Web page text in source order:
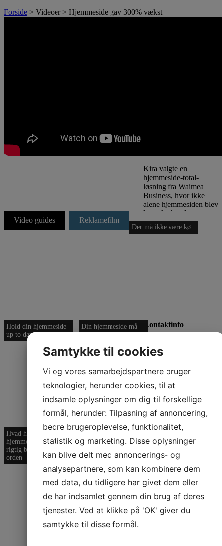
Forside > Videoer > Hjemmeside gav 300% vækst
Kira valgte en
hjemmeside-total-
løsning fra Waimea
Business, hvor ikke
alene hjemmesiden blev
lavet for hende, men
også alt indholdet og
ikke mindst den
forventede ville tage 4
år. En vækst på hele
Vil du også have nye
hjemmeside?Se mere
her
Video guides Reklamefilm
Der må ikke være kø
Hold din hjemmeside
up to date
Din hjemmeside må
Hvad hvis din
hjemmeside var en
rigtig butik? Hold
orden
Det skal være let at
betale i din webshop
Din hjemmeside skal
være hurtig
Kontaktinfo
Ørestads Boulevard
2300 København S
info@waimea.dk
Samtykke til cookies
Vi og vores samarbejdspartnere bruger
teknologier, herunder cookies, til at
indsamle oplysninger om dig til forskellige
formål, herunder: Tilpasning af annoncering,
bedre brugeroplevelse, funktionalitet,
statistik og marketing. Disse oplysninger
kan blive delt med annoncerings- og
analysepartnere, som kan kombinere dem
med data, du tidligere har givet dem eller
de har indsamlet gennem din brug af deres
tjenester. Ved at klikke på 'OK' giver du
samtykke til disse formål.